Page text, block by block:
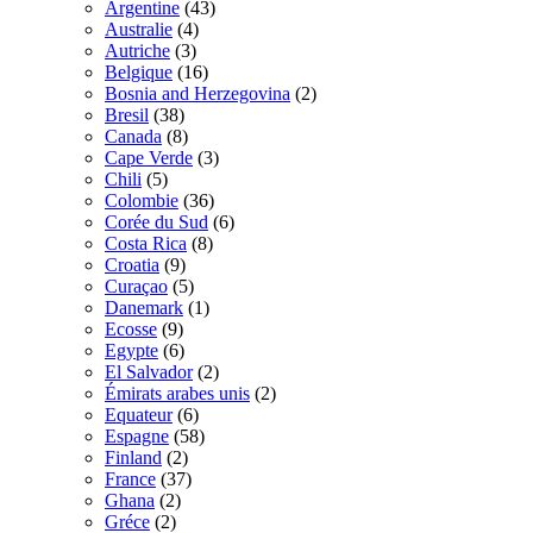
Argentine (43)
Australie (4)
Autriche (3)
Belgique (16)
Bosnia and Herzegovina (2)
Bresil (38)
Canada (8)
Cape Verde (3)
Chili (5)
Colombie (36)
Corée du Sud (6)
Costa Rica (8)
Croatia (9)
Curaçao (5)
Danemark (1)
Ecosse (9)
Egypte (6)
El Salvador (2)
Émirats arabes unis (2)
Equateur (6)
Espagne (58)
Finland (2)
France (37)
Ghana (2)
Gréce (2)